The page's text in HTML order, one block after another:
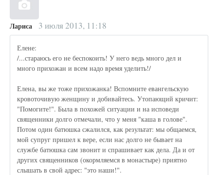
Лариса 3 июля 2013, 11:18
Елене:
/...стараюсь его не беспокоить! У него ведь много дел и
много прихожан и всем надо время уделить!/
Елена, вы же тоже прихожанка! Вспомните евангельскую
кровоточивую женщину и добивайтесь. Утопающий кричит:
"Помогите!". Была в похожей ситуации и на исповеди
священники долго отмечали, что у меня "каша в голове".
Потом один батюшка сжалился, как результат: мы общаемся,
мой супруг пришел к вере, если нас долго не бывает на
службе батюшка сам звонит и спрашивает как дела. Да и от
других священников (окормляемся в монастыре) приятно
слышать в свой адрес: "это наши!".